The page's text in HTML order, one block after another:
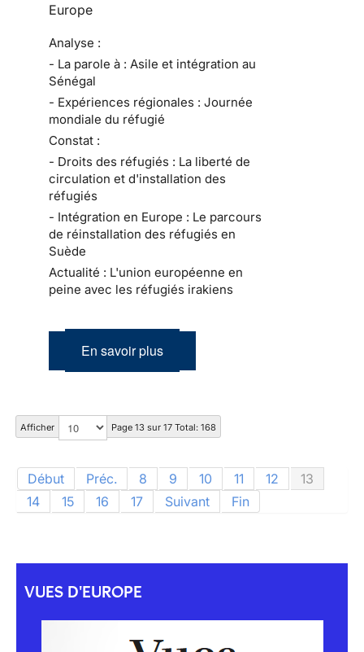
Europe
Analyse :
- La parole à : Asile et intégration au
Sénégal
- Expériences régionales : Journée
mondiale du réfugié
Constat :
- Droits des réfugiés : La liberté de
circulation et d'installation des
réfugiés
- Intégration en Europe : Le parcours
de réinstallation des réfugiés en
Suède
Actualité : L'union européenne en
peine avec les réfugiés irakiens
En savoir plus
Afficher Page 13 sur 17 Total: 168
Début Préc. 8 9 10 11 12
13
14
15 16 17 Suivant Fin
VUES D'EUROPE